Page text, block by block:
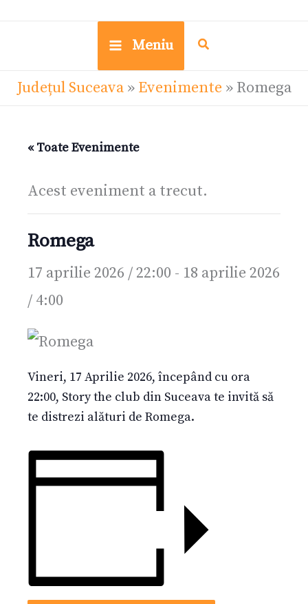
Meniu
Județul Suceava» Evenimente » Romega
« Toate Evenimente
Acest eveniment a trecut.
Romega
17 aprilie 2026 / 22:00 - 18 aprilie 2026
/ 4:00
Vineri, 17 Aprilie 2026, începând cu ora
22:00, Story the club din Suceava te invită să
te distrezi alături de Romega.